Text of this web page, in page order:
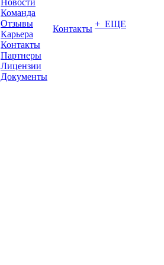
Новости
Команда
Отзывы
Карьера
Контакты
Партнеры
Лицензии
Документы
Контакты + ЕЩЕ